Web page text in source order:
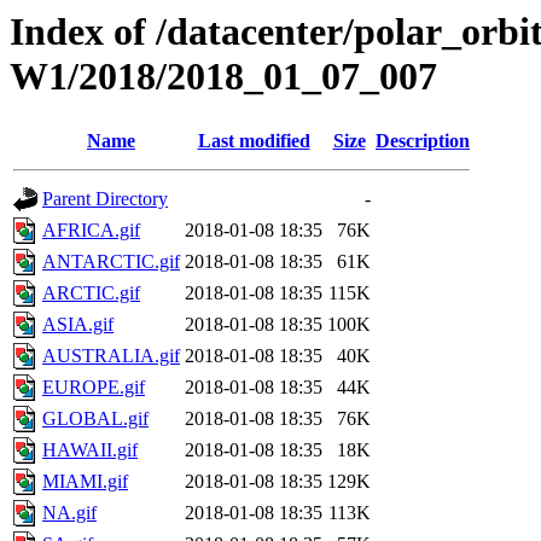
Index of /datacenter/
W1/2018/2018_01_07_007
Name Last modified Size Description
Parent Directory
-
AFRICA.gif
2018-01-08 18:35
76K
ANTARCTIC.gif 2018-01-08 18:35
61K
ARCTIC.gif
2018-01-08 18:35 115K
ASIA.gif
2018-01-08 18:35 100K
AUSTRALIA.gif 2018-01-08 18:35
40K
EUROPE.gif
2018-01-08 18:35
44K
GLOBAL.gif
2018-01-08 18:35
76K
HAWAII.gif
2018-01-08 18:35
18K
MIAMI.gif
2018-01-08 18:35 129K
NA.gif
2018-01-08 18:35 113K